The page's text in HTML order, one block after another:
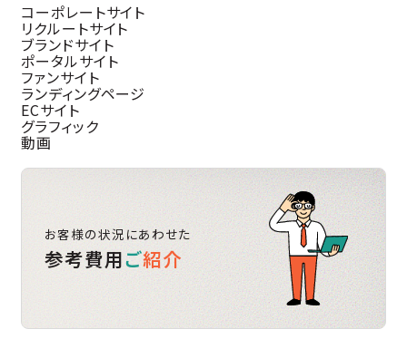
コーポレートサイト
リクルートサイト
ブランドサイト
ポータルサイト
ファンサイト
ランディングページ
ECサイト
グラフィック
動画
お客様の状況にあわせた
参考費用ご紹介